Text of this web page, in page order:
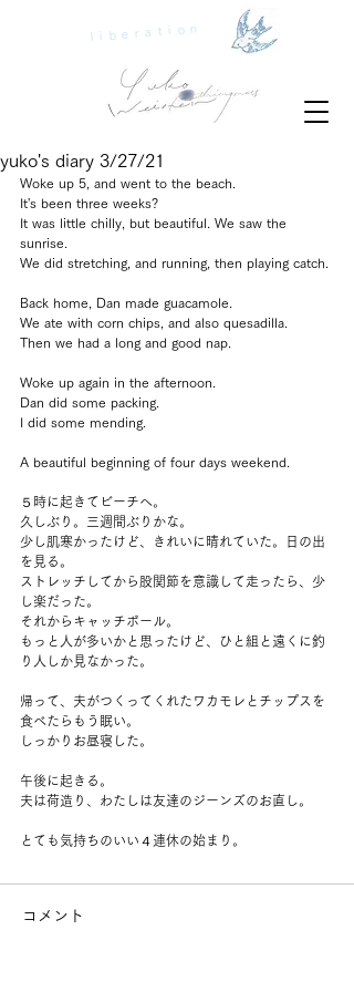
liberation
yuko's diary 3/27/21
Woke up 5, and went to the beach.
It's been three weeks?
It was little chilly, but beautiful. We saw the
sunrise.
We did stretching, and running, then playing catch.
Back home, Dan made guacamole.
We ate with corn chips, and also quesadilla.
Then we had a long and good nap.
Woke up again in the afternoon.
Dan did some packing.
I did some mending.
A beautiful beginning of four days weekend.
５時に起きてビーチへ。
久しぶり。三週間ぶりかな。
少し肌寒かったけど、きれいに晴れていた。日の出
を見る。
ストレッチしてから股関節を意識して走ったら、少
し楽だった。
それからキャッチボール。
もっと人が多いかと思ったけど、ひと組と遠くに釣
り人しか見なかった。
帰って、夫がつくってくれたワカモレとチップスを
食べたらもう眠い。
しっかりお昼寝した。
午後に起きる。
夫は荷造り、わたしは友達のジーンズのお直し。
とても気持ちのいい４連休の始まり。
コメント